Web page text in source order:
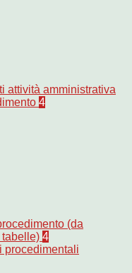
attività amministrativa
4
(da
4
procedimentali